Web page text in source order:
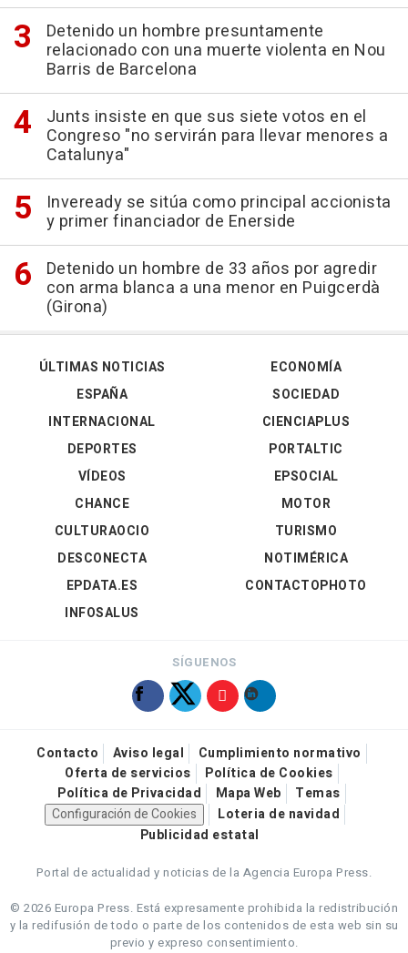
Detenido un hombre presuntamente
relacionado con una muerte violenta en Nou
Barris de Barcelona
Junts insiste en que sus siete votos en el
Congreso "no servirán para llevar menores a
Catalunya"
Inveready se sitúa como principal accionista
y primer financiador de Enerside
Detenido un hombre de 33 años por agredir
con arma blanca a una menor en Puigcerdà
(Girona)
ÚLTIMAS NOTICIAS
ESPAÑA
INTERNACIONAL
DEPORTES
VÍDEOS
ECONOMÍA
SOCIEDAD
CIENCIAPLUS
PORTALTIC
EPSOCIAL
CHANCE
CULTURAOCIO
DESCONECTA
EPDATA.ES
INFOSALUS
MOTOR
TURISMO
NOTIMÉRICA
CONTACTOPHOTO
SÍGUENOS
Contacto Aviso legal
Cumplimiento normativo
Oferta de servicios
Política de Cookies
Política de Privacidad
Mapa Web
Temas
Configuración de Cookies
Loteria de navidad
Publicidad estatal
Portal de actualidad y noticias de la Agencia Europa Press.
© 2026 Europa Press. Está expresamente prohibida la redistribución
y la redifusión de todo o parte de los contenidos de esta web sin su
previo y expreso consentimiento.